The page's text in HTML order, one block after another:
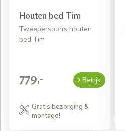
Houten bed Tim
Tweepersoons houten
bed Tim
779,- Bekijk
Gratis bezorging &
montage!